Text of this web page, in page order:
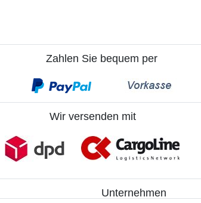
Zahlen Sie bequem per
Wir versenden mit
Unternehmen